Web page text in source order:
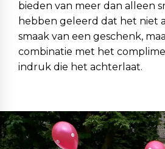
bieden van meer dan alleen
hebben geleerd dat het niet
smaak van een geschenk,
combinatie met het
indruk die het achterlaat.